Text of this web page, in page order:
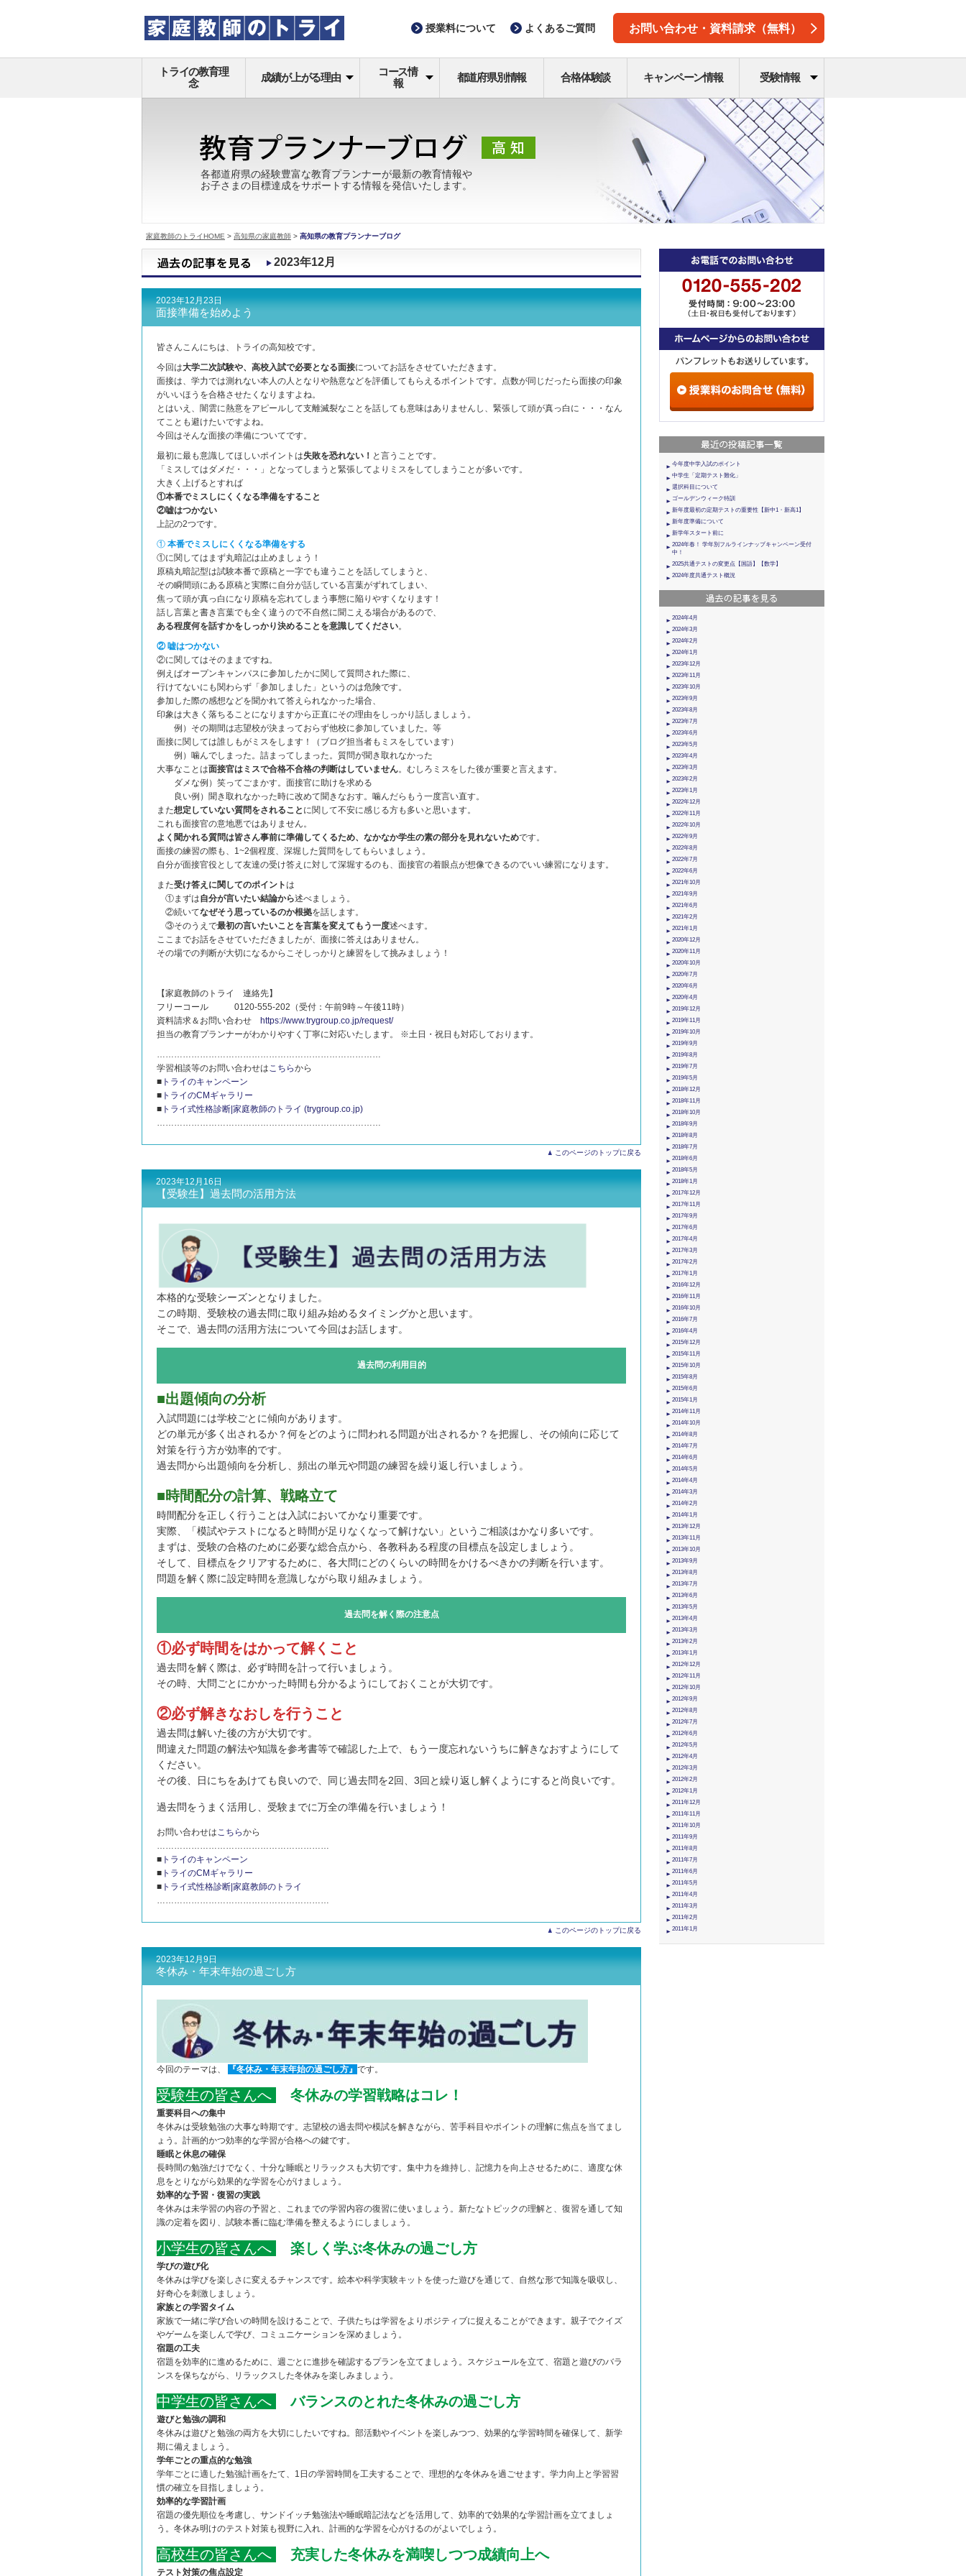
授業料について よくあるご質問 お問い合わせ・資料請求（無料）
トライの教育理
念
成績が上がる理由
コース情
報
都道府県別情報 合格体験談 キャンペーン情報 受験情報
各都道府県の経験豊富な教育プランナーが最新の教育情報や
お子さまの目標達成をサポートする情報を発信いたします。
家庭教師のトライHOME > 高知県の家庭教師 > 高知県の教育プランナーブログ
2023年12月
2023年12月23日
面接準備を始めよう
皆さんこんにちは、トライの高知校です。
今回は大学二次試験や、高校入試で必要となる面接についてお話をさせていただきます。
面接は、学力では測れない本人の人となりや熱意などを評価してもらえるポイントです。点数が同じだったら面接の印象
がいいほうを合格させたくなりますよね。
とはいえ、闇雲に熱意をアピールして支離滅裂なことを話しても意味はありませんし、緊張して頭が真っ白に・・・なん
てことも避けたいですよね。
今回はそんな面接の準備についてです。
最初に最も意識してほしいポイントは失敗を恐れない！ と言うことです。
「ミスしてはダメだ・・・」となってしまうと緊張してよりミスをしてしまうことが多いです。
大きく上げるとすれば
①本番でミスしにくくなる準備をすること
②嘘はつかない
上記の2つです。
① 本番でミスしにくくなる準備をする
①に関してはまず丸暗記は止めましょう！
原稿丸暗記型は試験本番で原稿と一字でも違うことを話してしまうと、
その瞬間頭にある原稿と実際に自分が話している言葉がずれてしまい、
焦って頭が真っ白になり原稿を忘れてしまう事態に陥りやすくなります！
話し言葉と書き言葉でも全く違うので不自然に聞こえる場合があるので、
ある程度何を話すかをしっかり決めることを意識してください。
② 嘘はつかない
②に関してはそのままですね。
例えばオープンキャンパスに参加したかに関して質問された際に、
行けてないにも関わらず「参加しました」というのは危険です。
参加した際の感想などを聞かれて答えられなかった場合、
印象は大きく落ちることになりますから正直にその理由をしっかり話しましょう。
例）その期間は志望校が決まっておらず他校に参加していました。等
面接に関しては誰しもがミスをします！（ブログ担当者もミスをしています）
例）噛んでしまった。詰まってしまった。質問が聞き取れなかった
大事なことは面接官はミスで合格不合格の判断はしていません。むしろミスをした後が重要と言えます。
ダメな例）笑ってごまかす。面接官に助けを求める
良い例）聞き取れなかった時に改めて聞きなおす。噛んだらもう一度言い直す。
また想定していない質問をされること に関して不安に感じる方も多いと思います。
これも面接官の意地悪ではありません。
よく聞かれる質問は皆さん事前に準備してくるため、なかなか学生の素の部分を見れないためです。
面接の練習の際も、1~2個程度、深堀した質問をしてもらいましょう。
自分が面接官役として友達の受け答えに対して深堀するのも、面接官の着眼点が想像できるのでいい練習になります。
また受け答えに関してのポイントは
①まずは自分が言いたい結論から述べましょう。
②続いてなぜそう思っているのか根拠を話します。
③そのうえで最初の言いたいことを言葉を変えてもう一度述べます。
ここまでお話をさせていただきましたが、面接に答えはありません。
その場での判断が大切になるからこそしっかりと練習をして挑みましょう！
【家庭教師のトライ 連絡先】
フリーコール 0120-555-202（受付：午前9時～午後11時）
資料請求＆お問い合わせ
https://www.trygroup.co.jp/request/
担当の教育プランナーがわかりやすく丁寧に対応いたします。 ※土日・祝日も対応しております。
……………………………………………………………………
学習相談等のお問い合わせはこちらから
■ トライのキャンペーン
■ トライのCMギャラリー
■ トライ式性格診断|家庭教師のトライ (trygroup.co.jp)
……………………………………………………………………
このページのトップに戻る
2023年12月16日
【受験生】過去問の活用方法
本格的な受験シーズンとなりました。
この時期、受験校の過去問に取り組み始めるタイミングかと思います。
そこで、過去問の活用方法について今回はお話します。
過去問の利用目的
■出題傾向の分析
入試問題には学校ごとに傾向があります。
どの単元が多く出されるか？何をどのように問われる問題が出されるか？を把握し、その傾向に応じて
対策を行う方が効率的です。
過去問から出題傾向を分析し、頻出の単元や問題の練習を繰り返し行いましょう。
■時間配分の計算、戦略立て
時間配分を正しく行うことは入試においてかなり重要です。
実際、「模試やテストになると時間が足りなくなって解けない」というご相談はかなり多いです。
まずは、受験の合格のために必要な総合点から、各教科ある程度の目標点を設定しましょう。
そして、目標点をクリアするために、各大問にどのくらいの時間をかけるべきかの判断を行います。
問題を解く際に設定時間を意識しながら取り組みましょう。
過去問を解く際の注意点
①必ず時間をはかって解くこと
過去問を解く際は、必ず時間を計って行いましょう。
その時、大問ごとにかかった時間も分かるようにしておくことが大切です。
②必ず解きなおしを行うこと
過去問は解いた後の方が大切です。
間違えた問題の解法や知識を参考書等で確認した上で、もう一度忘れないうちに解きなおすようにして
ください。
その後、日にちをあけても良いので、同じ過去問を2回、3回と繰り返し解くようにすると尚良いです。
過去問をうまく活用し、受験までに万全の準備を行いましょう！
お問い合わせは こちらから
■ トライのキャンペーン
■ トライのCMギャラリー
■ トライ式性格診断|家庭教師のトライ
このページのトップに戻る
2023年12月9日
冬休み・年末年始の過ごし方
今回のテーマは、 『冬休み・年末年始の過ごし方』 です。
受験生の皆さんへ 冬休みの学習戦略はコレ！
重要科目への集中
冬休みは受験勉強の大事な時期です。志望校の過去問や模試を解きながら、苦手科目やポイントの理解に焦点を当てまし
ょう。計画的かつ効率的な学習が合格への鍵です。
睡眠と休息の確保
長時間の勉強だけでなく、十分な睡眠とリラックスも大切です。集中力を維持し、記憶力を向上させるために、適度な休
息をとりながら効果的な学習を心がけましょう。
効率的な予習・復習の実践
冬休みは未学習の内容の予習と、これまでの学習内容の復習に使いましょう。新たなトピックの理解と、復習を通して知
識の定着を図り、試験本番に臨む準備を整えるようにしましょう。
小学生の皆さんへ 楽しく学ぶ冬休みの過ごし方
学びの遊び化
冬休みは学びを楽しさに変えるチャンスです。絵本や科学実験キットを使った遊びを通じて、自然な形で知識を吸収し、
好奇心を刺激しましょう。
家族との学習タイム
家族で一緒に学び合いの時間を設けることで、子供たちは学習をよりポジティブに捉えることができます。親子でクイズ
やゲームを楽しんで学び、コミュニケーションを深めましょう。
宿題の工夫
宿題を効率的に進めるために、週ごとに進捗を確認するプランを立てましょう。スケジュールを立て、宿題と遊びのバラ
ンスを保ちながら、リラックスした冬休みを楽しみましょう。
中学生の皆さんへ バランスのとれた冬休みの過ごし方
遊びと勉強の調和
冬休みは遊びと勉強の両方を大切にしたいですね。部活動やイベントを楽しみつつ、効果的な学習時間を確保して、新学
期に備えましょう。
学年ごとの重点的な勉強
学年ごとに適した勉強計画をたて、1日の学習時間を工夫することで、理想的な冬休みを過ごせます。学力向上と学習習
慣の確立を目指しましょう。
効率的な学習計画
宿題の優先順位を考慮し、サンドイッチ勉強法や睡眠暗記法などを活用して、効率的で効果的な学習計画を立てましょ
う。冬休み明けのテスト対策も視野に入れ、計画的な学習を心がけるのがよいでしょう。
高校生の皆さんへ 充実した冬休みを満喫しつつ成績向上へ
テスト対策の焦点設定
今年度中学入試のポイント
中学生「定期テスト難化」
選択科目について
ゴールデンウィーク特訓
新年度最初の定期テストの重要性【新中1・新高1】
新年度準備について
新学年スタート前に
2024年春！ 学年別フルラインナップキャンペーン受付
中！
2025共通テストの変更点【国語】【数学】
2024年度共通テスト概況
2024年4月
2024年3月
2024年2月
2024年1月
2023年12月
2023年11月
2023年10月
2023年9月
2023年8月
2023年7月
2023年6月
2023年5月
2023年4月
2023年3月
2023年2月
2023年1月
2022年12月
2022年11月
2022年10月
2022年9月
2022年8月
2022年7月
2022年6月
2021年10月
2021年9月
2021年6月
2021年2月
2021年1月
2020年12月
2020年11月
2020年10月
2020年7月
2020年6月
2020年4月
2019年12月
2019年11月
2019年10月
2019年9月
2019年8月
2019年7月
2019年5月
2018年12月
2018年11月
2018年10月
2018年9月
2018年8月
2018年7月
2018年6月
2018年5月
2018年1月
2017年12月
2017年11月
2017年9月
2017年6月
2017年4月
2017年3月
2017年2月
2017年1月
2016年12月
2016年11月
2016年10月
2016年7月
2016年4月
2015年12月
2015年11月
2015年10月
2015年8月
2015年6月
2015年1月
2014年11月
2014年10月
2014年8月
2014年7月
2014年6月
2014年5月
2014年4月
2014年3月
2014年2月
2014年1月
2013年12月
2013年11月
2013年10月
2013年9月
2013年8月
2013年7月
2013年6月
2013年5月
2013年4月
2013年3月
2013年2月
2013年1月
2012年12月
2012年11月
2012年10月
2012年9月
2012年8月
2012年7月
2012年6月
2012年5月
2012年4月
2012年3月
2012年2月
2012年1月
2011年12月
2011年11月
2011年10月
2011年9月
2011年8月
2011年7月
2011年6月
2011年5月
2011年4月
2011年3月
2011年2月
2011年1月